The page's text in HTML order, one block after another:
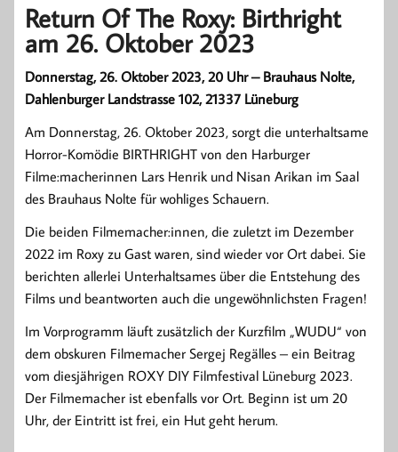
Return Of The Roxy: Birthright
am 26. Oktober 2023
Donnerstag, 26. Oktober 2023, 20 Uhr – Brauhaus Nolte,
Dahlenburger Landstrasse 102, 21337 Lüneburg
Am Donnerstag, 26. Oktober 2023, sorgt die unterhaltsame
Horror-Komödie BIRTHRIGHT von den Harburger
Filme:macherinnen Lars Henrik und Nisan Arikan im Saal
des Brauhaus Nolte für wohliges Schauern.
Die beiden Filmemacher:innen, die zuletzt im Dezember
2022 im Roxy zu Gast waren, sind wieder vor Ort dabei. Sie
berichten allerlei Unterhaltsames über die Entstehung des
Films und beantworten auch die ungewöhnlichsten Fragen!
Im Vorprogramm läuft zusätzlich der Kurzfilm „WUDU“ von
dem obskuren Filmemacher Sergej Regälles – ein Beitrag
vom diesjährigen ROXY DIY Filmfestival Lüneburg 2023.
Der Filmemacher ist ebenfalls vor Ort. Beginn ist um 20
Uhr, der Eintritt ist frei, ein Hut geht herum.